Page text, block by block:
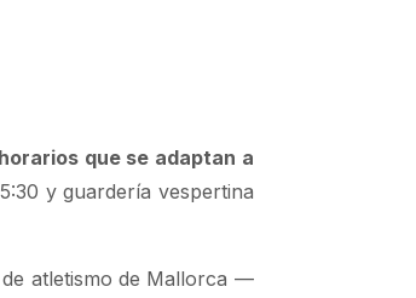
horarios que se adaptan a
y guardería vespertina
atletismo de Mallorca —